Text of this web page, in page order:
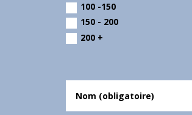
100 -150
150 - 200
200 +